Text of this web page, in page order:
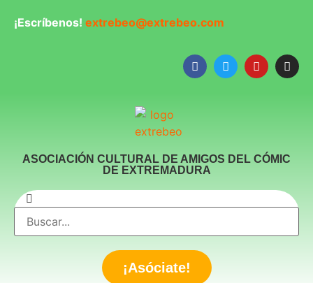
¡Escríbenos! extrebeo@extrebeo.com
ASOCIACIÓN CULTURAL DE AMIGOS DEL CÓMIC
DE EXTREMADURA
¡Asóciate!